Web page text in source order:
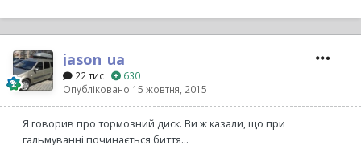
jason_ua
22 тис
630
Опубліковано 15 жовтня, 2015
Я говорив про тормозний диск. Ви ж казали, що при
гальмуванні починається биття...